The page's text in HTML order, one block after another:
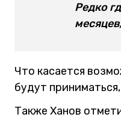
Редко
Что касается
будут
Также Ханов